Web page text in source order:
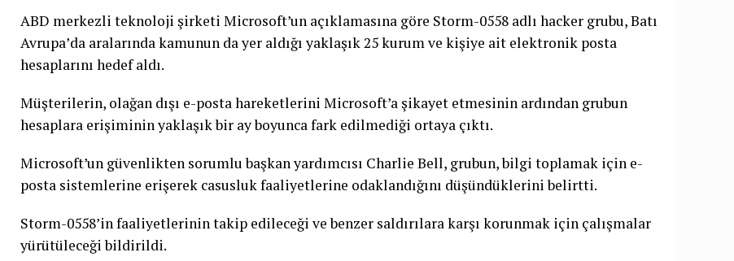
ABD merkezli teknoloji şirketi Microsoft’un açıklamasına göre Storm-0558 adlı hacker grubu, Batı
Avrupa’da aralarında kamunun da yer aldığı yaklaşık 25 kurum ve kişiye ait elektronik posta
hesaplarını hedef aldı.
Müşterilerin, olağan dışı e-posta hareketlerini Microsoft’a şikayet etmesinin ardından grubun
hesaplara erişiminin yaklaşık bir ay boyunca fark edilmediği ortaya çıktı.
Microsoft’un güvenlikten sorumlu başkan yardımcısı Charlie Bell, grubun, bilgi toplamak için e-
posta sistemlerine erişerek casusluk faaliyetlerine odaklandığını düşündüklerini belirtti.
Storm-0558’in faaliyetlerinin takip edileceği ve benzer saldırılara karşı korunmak için çalışmalar
yürütüleceği bildirildi.